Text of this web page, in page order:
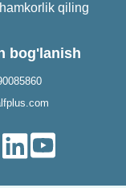
qiling
bog'lanish